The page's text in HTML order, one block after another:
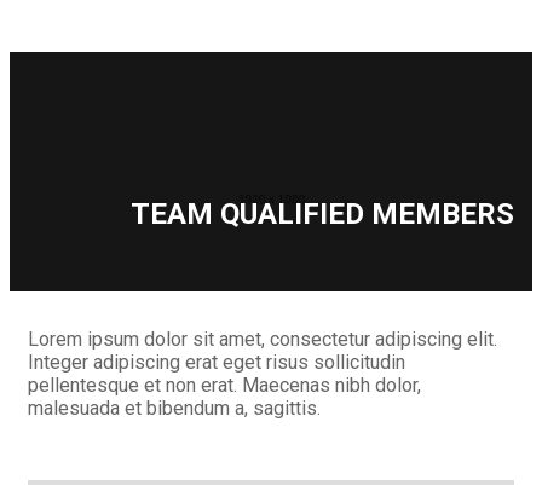
TEAM QUALIFIED MEMBERS
Lorem ipsum dolor sit amet, consectetur adipiscing elit.
Integer adipiscing erat eget risus sollicitudin
pellentesque et non erat. Maecenas nibh dolor,
malesuada et bibendum a, sagittis.